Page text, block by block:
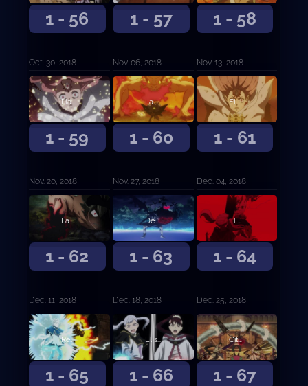
1 - 56
Oct. 30, 2018
1 - 57
Nov. 06, 2018
1 - 58
Nov. 13, 2018
1 - 59
Llamas de odio
Nov. 20, 2018
1 - 60
La expiación del desertor
Nov. 27, 2018
1 - 61
El mundo prometido
Dec. 04, 2018
1 - 62
La persona que te hace mejorar
Dec. 11, 2018
1 - 63
Desesperación contra esperanza
Dec. 18, 2018
1 - 64
El hilo rojo del destino
Dec. 25, 2018
1 - 65
Regresamos
1 - 66
El secreto de Ojo de la Noche Blanca
1 - 67
Cita doble en el festival